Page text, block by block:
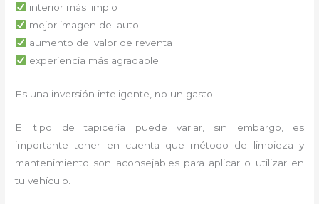
interior más limpio
mejor imagen del auto
aumento del valor de reventa
experiencia más agradable
Es una inversión inteligente, no un gasto.
El tipo de tapicería puede variar, sin embargo, es
importante tener en cuenta que método de limpieza y
mantenimiento son aconsejables para aplicar o utilizar en
tu vehículo.